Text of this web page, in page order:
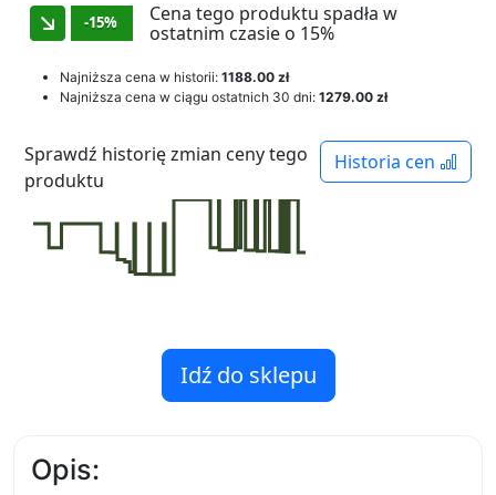
-15%
Cena tego produktu spadła w
ostatnim czasie o 15%
Najniższa cena w historii: 1188.00 zł
Najniższa cena w ciągu ostatnich 30 dni: 1279.00 zł
Historia cen
Sprawdź historię zmian ceny tego
produktu
Idź do sklepu
Opis: